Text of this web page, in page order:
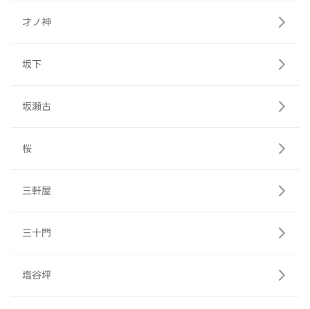
才ノ神
坂下
坂瀬古
桜
三軒屋
三十門
塩谷坪